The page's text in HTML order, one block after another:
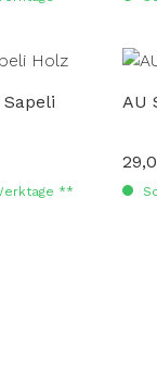
**
AU